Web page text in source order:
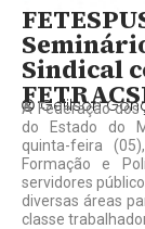
Sindical
Gelilson
A Federação dos
do Estado do
quinta-feira
Formação e
servidores
diversas áreas
classe